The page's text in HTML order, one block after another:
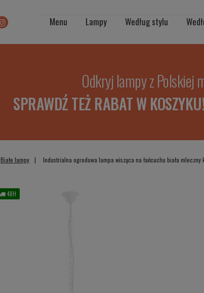
Menu Lampy Według stylu
Odkryj lampy z
SPRAWDŹ TEŻ RABAT W
Białe lampy Industrialna ogrodowa lampa wisząca na łańcuchu biała mleczny
48H